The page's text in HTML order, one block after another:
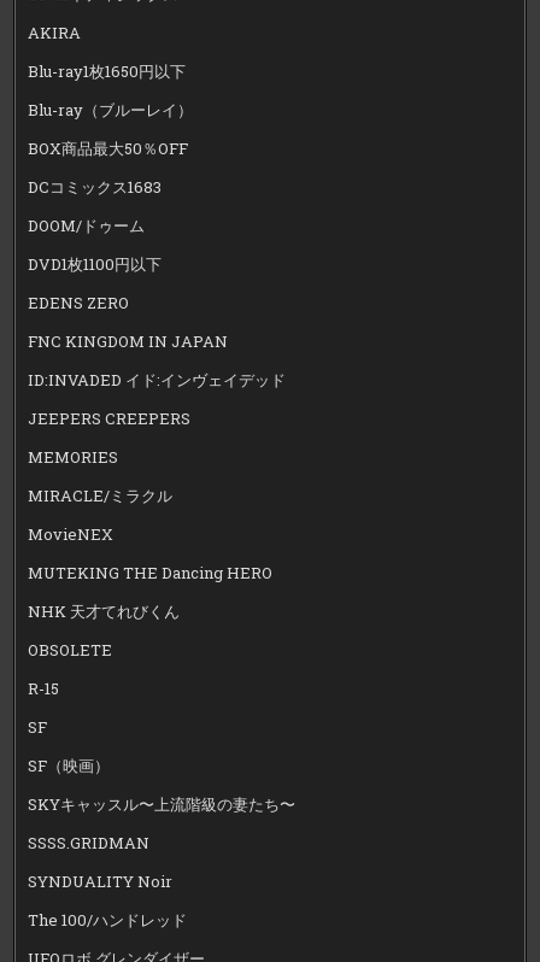
AKIRA
Blu-ray1枚1650円以下
Blu-ray（ブルーレイ）
BOX商品最大50％OFF
DCコミックス1683
DOOM/ドゥーム
DVD1枚1100円以下
EDENS ZERO
FNC KINGDOM IN JAPAN
ID:INVADED イド:インヴェイデッド
JEEPERS CREEPERS
MEMORIES
MIRACLE/ミラクル
MovieNEX
MUTEKING THE Dancing HERO
NHK 天才てれびくん
OBSOLETE
R-15
SF
SF（映画）
SKYキャッスル〜上流階級の妻たち〜
SSSS.GRIDMAN
SYNDUALITY Noir
The 100/ハンドレッド